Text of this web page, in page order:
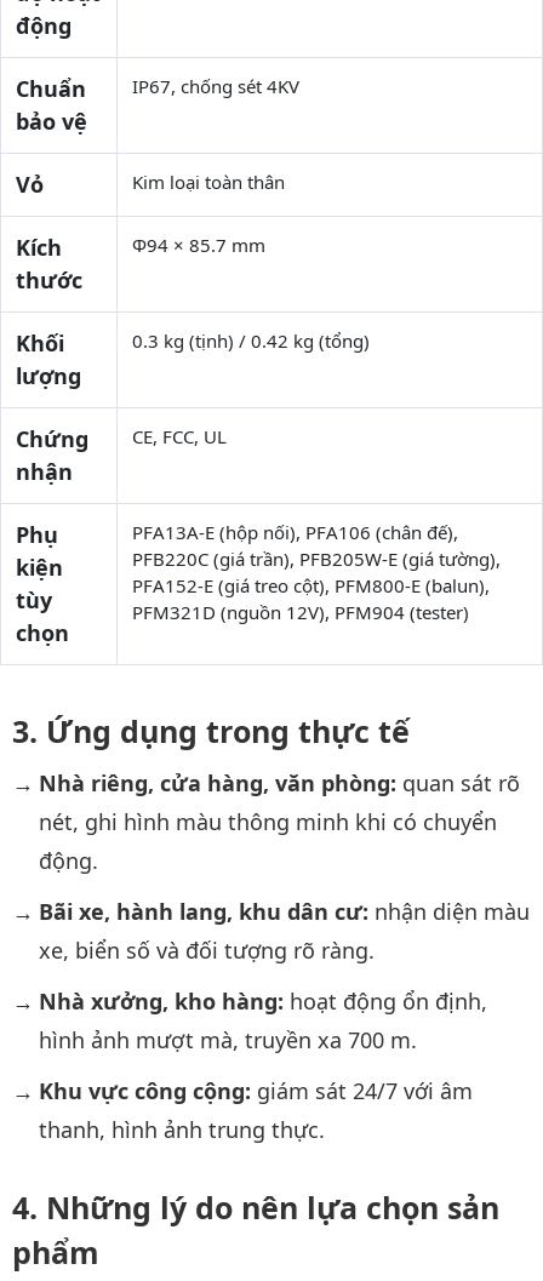
động
Chuẩn
bảo vệ
IP67, chống sét 4KV
Vỏ Kim loại toàn thân
Kích
thước
Φ94 × 85.7 mm
Khối
lượng
0.3 kg (tịnh) / 0.42 kg (tổng)
Chứng
nhận
CE, FCC, UL
Phụ
kiện
tùy
chọn
PFA13A-E (hộp nối), PFA106 (chân đế),
PFB220C (giá trần), PFB205W-E (giá tường),
PFA152-E (giá treo cột), PFM800-E (balun),
PFM321D (nguồn 12V), PFM904 (tester)
Ứng dụng trong thực tế
Nhà riêng, cửa hàng, văn phòng: quan sát rõ
nét, ghi hình màu thông minh khi có chuyển
động.
Bãi xe, hành lang, khu dân cư: nhận diện màu
xe, biển số và đối tượng rõ ràng.
Nhà xưởng, kho hàng: hoạt động ổn định,
hình ảnh mượt mà, truyền xa 700 m.
Khu vực công cộng: giám sát 24/7 với âm
thanh, hình ảnh trung thực.
Những lý do nên lựa chọn sản
phẩm